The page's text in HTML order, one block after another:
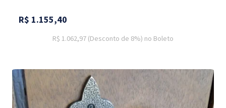
R$ 1.155,40
R$ 1.062,97 (Desconto de 8%) no Boleto